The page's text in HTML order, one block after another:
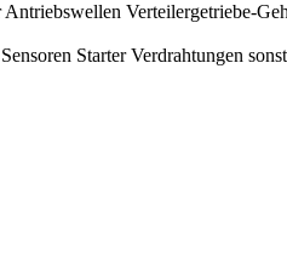
Antriebswellen Verteilergetriebe-
Sensoren Starter Verdrahtungen